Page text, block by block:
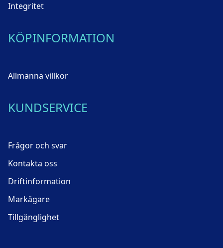
Integritet
KÖPINFORMATION
Allmänna villkor
KUNDSERVICE
Frågor och svar
Kontakta oss
Driftinformation
Markägare
Tillgänglighet